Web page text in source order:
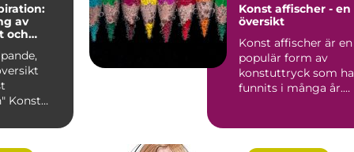
av
och
k...
Konst affischer - en
översikt
Konst affischer är en
populär form av
konstuttryck som
funnits i många år.